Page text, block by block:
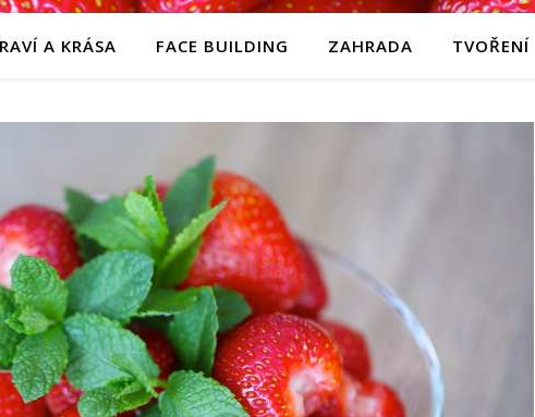
A KRÁSA FACE BUILDING ZAHRADA TVOŘENÍ